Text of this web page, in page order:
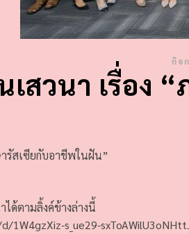
กิจ
เสวนา เรื่อง
รัสเซียกับอาชีพในฝัน”
ด้ตามลิ้งค์ข้างล่างนี้
s_ue29-